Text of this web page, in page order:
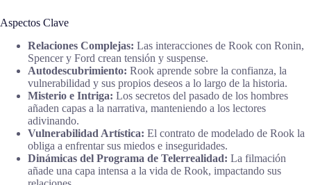
Aspectos Clave
Relaciones Complejas: Las interacciones de Rook con Ronin,
Spencer y Ford crean tensión y suspense.
Autodescubrimiento: Rook aprende sobre la confianza, la
vulnerabilidad y sus propios deseos a lo largo de la historia.
Misterio e Intriga: Los secretos del pasado de los hombres
añaden capas a la narrativa, manteniendo a los lectores
adivinando.
Vulnerabilidad Artística: El contrato de modelado de Rook la
obliga a enfrentar sus miedos e inseguridades.
Dinámicas del Programa de Telerrealidad: La filmación
añade una capa intensa a la vida de Rook, impactando sus